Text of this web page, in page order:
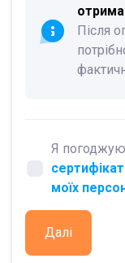
Після
Далі
Я
моїх